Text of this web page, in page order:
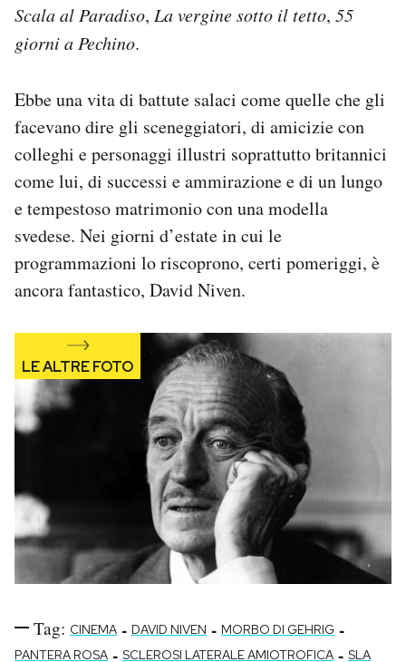
Scala al Paradiso, La vergine sotto il tetto, 55
giorni a Pechino.
Ebbe una vita di battute salaci come quelle che gli
facevano dire gli sceneggiatori, di amicizie con
colleghi e personaggi illustri soprattutto britannici
come lui, di successi e ammirazione e di un lungo
e tempestoso matrimonio con una modella
svedese. Nei giorni d’estate in cui le
programmazioni lo riscoprono, certi pomeriggi, è
ancora fantastico, David Niven.
Tag: CINEMA - DAVID NIVEN - MORBO DI GEHRIG -
PANTERA ROSA - SCLEROSI LATERALE AMIOTROFICA - SLA